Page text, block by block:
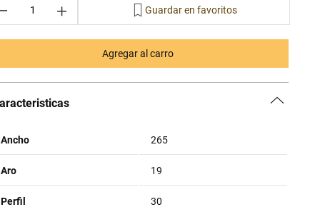
＋
Agregar al carro
Ancho 265
Aro 19
Perfil 30